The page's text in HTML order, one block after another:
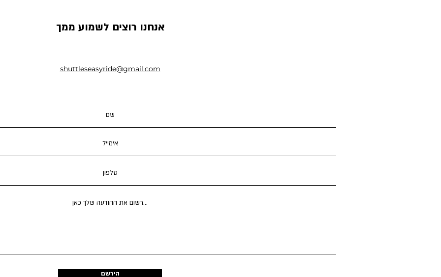
אנחנו רוצים לשמוע ממך
shuttleseasyride@gmail.com
הירשם